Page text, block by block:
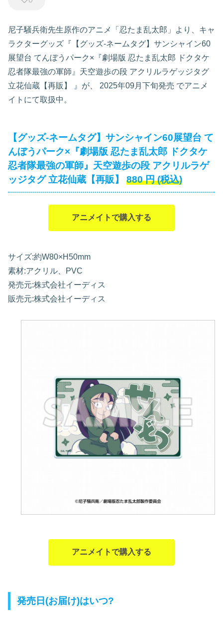
尼子騒兵衛先生原作のアニメ「忍たま乱太郎」より、キャ
ラクターグッズ『【グッズ-ネームタグ】サンシャイン60
展望台 てんぼうパーク×『劇場版 忍たま乱太郎 ドクタケ
忍者隊最強の軍師』天空遊歩の段 アクリルラゲッジタグ
立花仙蔵【再販】
』が、 2025年09月下旬発売 でアニメ
イトにて取扱中。
【グッズ-ネームタグ】サンシャイン60展望台 て
んぼうパーク×『劇場版 忍たま乱太郎 ドクタケ
忍者隊最強の軍師』天空遊歩の段 アクリルラゲ
ッジタグ 立花仙蔵【再販】
880 円 (税込)
アニメイトで購入する
サイズ:約W80×H50mm
素材:アクリル、PVC
発売元:株式会社イーディス
販売元:株式会社イーディス
アニメイトで購入する
発売日(お届け)はいつ?